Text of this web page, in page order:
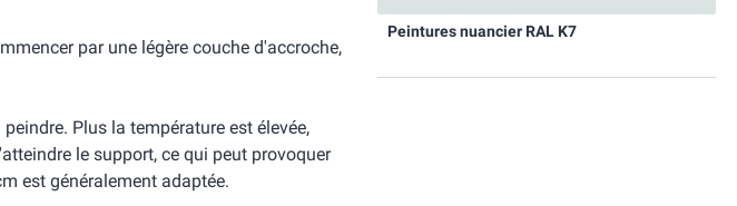
par une légère couche d'accroche,
Plus la température est élevée,
le support, ce qui peut provoquer
est généralement adaptée.
Peintures nuancier RAL K7